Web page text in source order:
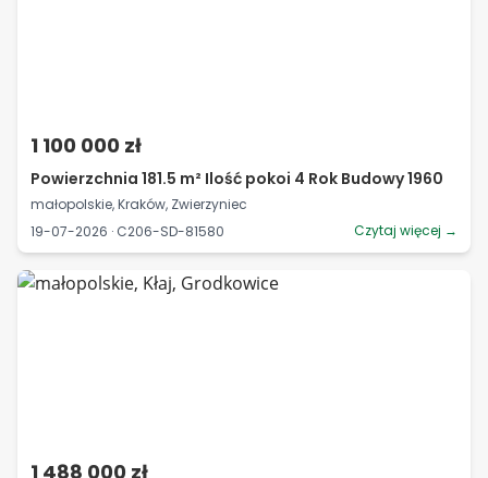
1 100 000 zł
Powierzchnia 181.5 m² Ilość pokoi 4 Rok Budowy 1960
małopolskie, Kraków, Zwierzyniec
19-07-2026 · C206-SD-81580
Czytaj więcej →
1 488 000 zł